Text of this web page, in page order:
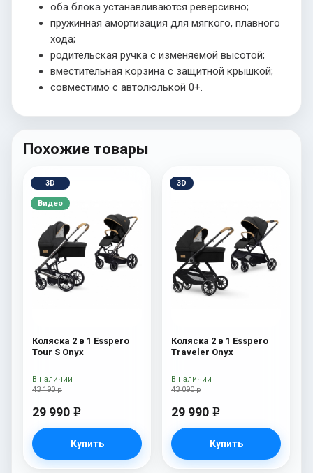
оба блока устанавливаются реверсивно;
пружинная амортизация для мягкого, плавного
хода;
родительская ручка с изменяемой высотой;
вместительная корзина с защитной крышкой;
совместимо с автолюлькой 0+.
Похожие товары
3D
Видео
Коляска 2 в 1 Esspero
Tour S Onyx
43 190 р
29 990 e
Купить
В наличии
3D
Коляска 2 в 1 Esspero
Traveler Onyx
43 090 р
29 990 e
Купить
В наличии